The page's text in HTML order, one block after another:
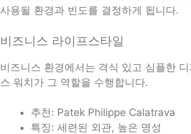
사용될 환경과 빈도를 결정하게 됩니다.
비즈니스 라이프스타일
비즈니스 환경에서는 격식 있고 심플한
스 워치가 그 역할을 수행합니다.
추천: Patek Philippe Calatrava
특징: 세련된 외관, 높은 명성